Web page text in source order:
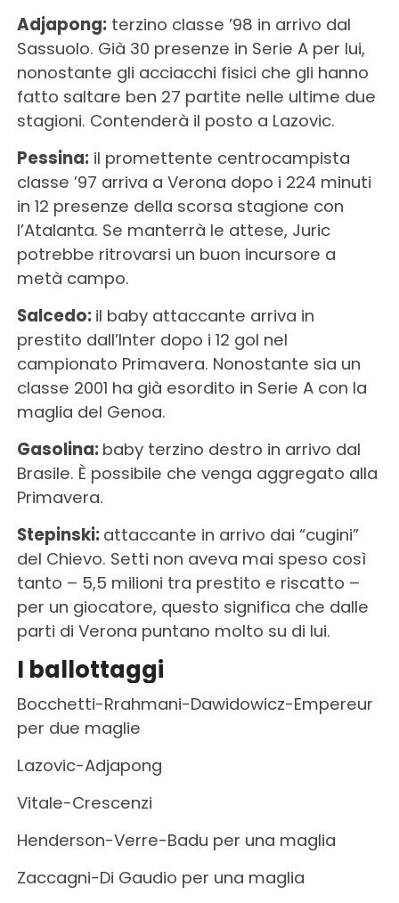
Adjapong:terzino classe ’98 in arrivo dal
Sassuolo. Già 30 presenze in Serie A per lui,
nonostante gli acciacchi fisici che gli hanno
fatto saltare ben 27 partite nelle ultime due
stagioni. Contenderà il posto a Lazovic.
Pessina:il promettente centrocampista
classe ’97 arriva a Verona dopo i 224 minuti
in 12 presenze della scorsa stagione con
l’Atalanta. Se manterrà le attese, Juric
potrebbe ritrovarsi un buon incursore a
metà campo.
Salcedo: il baby attaccante arriva in
prestito dall’Inter dopo i 12 gol nel
campionato Primavera. Nonostante sia un
classe 2001 ha già esordito in Serie A con la
maglia del Genoa.
Gasolina: baby terzino destro in arrivo dal
Brasile. È possibile che venga aggregato alla
Primavera.
Stepinski: attaccante in arrivo dai “cugini”
del Chievo. Setti non aveva mai speso così
tanto – 5,5 milioni tra prestito e riscatto –
per un giocatore, questo significa che dalle
parti di Verona puntano molto su di lui.
I ballottaggi
Bocchetti-Rrahmani-Dawidowicz-Empereur
per due maglie
Lazovic-Adjapong
Vitale-Crescenzi
Henderson-Verre-Badu per una maglia
Zaccagni-Di Gaudio per una maglia